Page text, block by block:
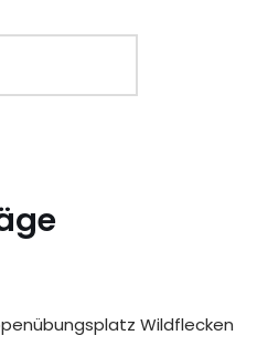
Wildflecken